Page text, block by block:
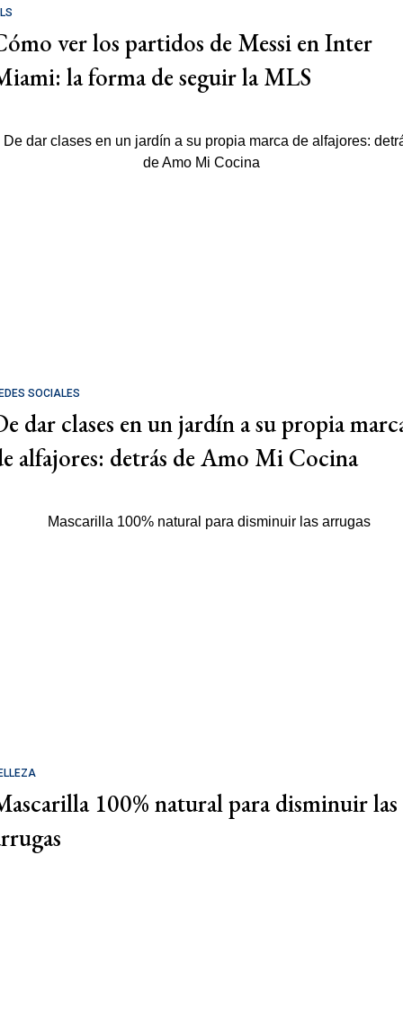
ver los partidos de Messi en Inter
la forma de seguir la MLS
SOCIALES
dar clases en un jardín a su propia
alfajores: detrás de Amo Mi Cocina
100% natural para disminuir las